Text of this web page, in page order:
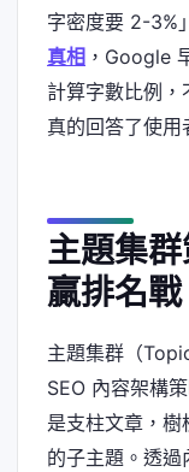
字密度要 2-3%
真相 ，Google
計算字數比例
真的回答了使用
主題集
贏排名戰
主題集群（
SEO 內容架構
是支柱文章，
的子主題。透